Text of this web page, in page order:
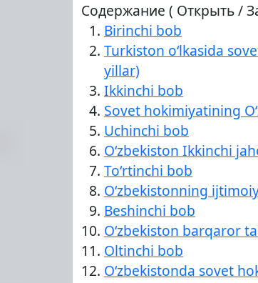
Содержание ( Открыть /
Birinchi bob
Turkiston oʻlkasida
yillar)
Ikkinchi bob
Sovet hokimiyatining
Uchinchi bob
Oʻzbekiston Ikkinchi
Toʻrtinchi bob
Oʻzbekistonning
Beshinchi bob
Oʻzbekiston barqaror
Oltinchi bob
Oʻzbekistonda sovet